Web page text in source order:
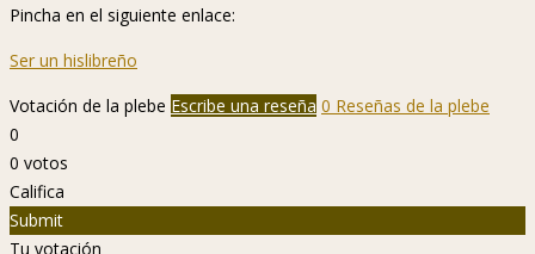
Pincha en el siguiente enlace:
Ser un hislibreño
Votación de la plebe Escribe una reseña 0 Reseñas de la plebe
0
0 votos
Califica
Submit
Tu votación